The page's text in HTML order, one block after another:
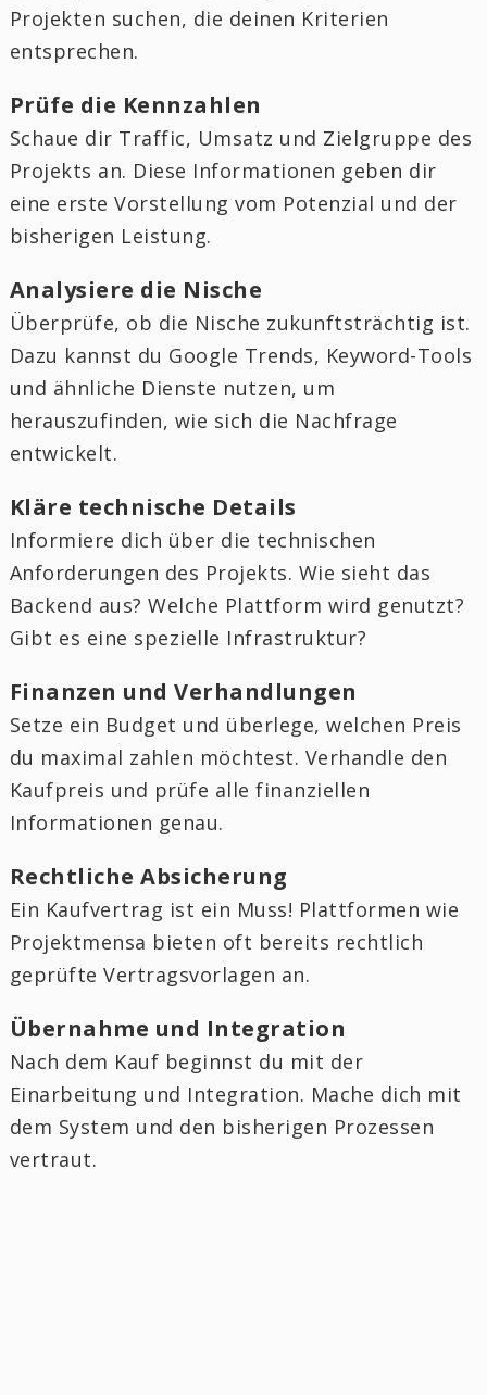
Projekten suchen, die deinen Kriterien
entsprechen.
Prüfe die Kennzahlen
Schaue dir Traffic, Umsatz und Zielgruppe des
Projekts an. Diese Informationen geben dir
eine erste Vorstellung vom Potenzial und der
bisherigen Leistung.
Analysiere die Nische
Überprüfe, ob die Nische zukunftsträchtig ist.
Dazu kannst du Google Trends, Keyword-Tools
und ähnliche Dienste nutzen, um
herauszufinden, wie sich die Nachfrage
entwickelt.
Kläre technische Details
Informiere dich über die technischen
Anforderungen des Projekts. Wie sieht das
Backend aus? Welche Plattform wird genutzt?
Gibt es eine spezielle Infrastruktur?
Finanzen und Verhandlungen
Setze ein Budget und überlege, welchen Preis
du maximal zahlen möchtest. Verhandle den
Kaufpreis und prüfe alle finanziellen
Informationen genau.
Rechtliche Absicherung
Ein Kaufvertrag ist ein Muss! Plattformen wie
Projektmensa bieten oft bereits rechtlich
geprüfte Vertragsvorlagen an.
Übernahme und Integration
Nach dem Kauf beginnst du mit der
Einarbeitung und Integration. Mache dich mit
dem System und den bisherigen Prozessen
vertraut.